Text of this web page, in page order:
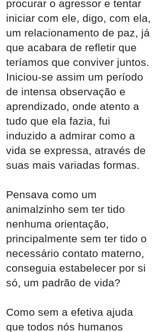
procurar o agressor e tentar
iniciar com ele, digo, com ela,
um relacionamento de paz, já
que acabara de refletir que
teríamos que conviver juntos.
Iniciou-se assim um período
de intensa observação e
aprendizado, onde atento a
tudo que ela fazia, fui
induzido a admirar como a
vida se expressa, através de
suas mais variadas formas.
Pensava como um
animalzinho sem ter tido
nenhuma orientação,
principalmente sem ter tido o
necessário contato materno,
conseguia estabelecer por si
só, um padrão de vida?
Como sem a efetiva ajuda
que todos nós humanos